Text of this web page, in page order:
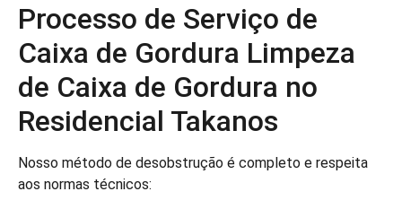
Processo de Serviço de
Caixa de Gordura Limpeza
de Caixa de Gordura no
Residencial Takanos
Nosso método de desobstrução é completo e respeita
aos normas técnicos: